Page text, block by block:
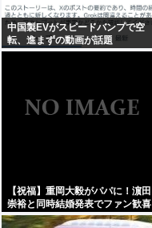
中国製EVがスピードバンプで空
転、進まずの動画が話題
【祝福】重岡大毅がパパに！濵田
崇裕と同時結婚発表でファン歓喜